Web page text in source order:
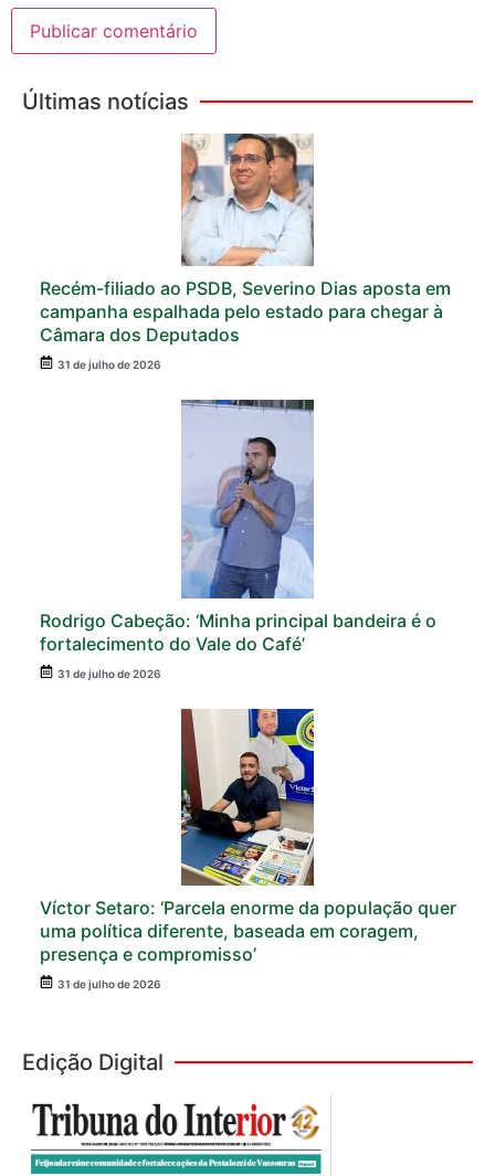
Últimas notícias
Recém-filiado ao PSDB, Severino Dias aposta em
campanha espalhada pelo estado para chegar à
Câmara dos Deputados
31 de julho de 2026
Rodrigo Cabeção: ‘Minha principal bandeira é o
fortalecimento do Vale do Café’
31 de julho de 2026
Víctor Setaro: ‘Parcela enorme da população quer
uma política diferente, baseada em coragem,
presença e compromisso’
31 de julho de 2026
Edição Digital